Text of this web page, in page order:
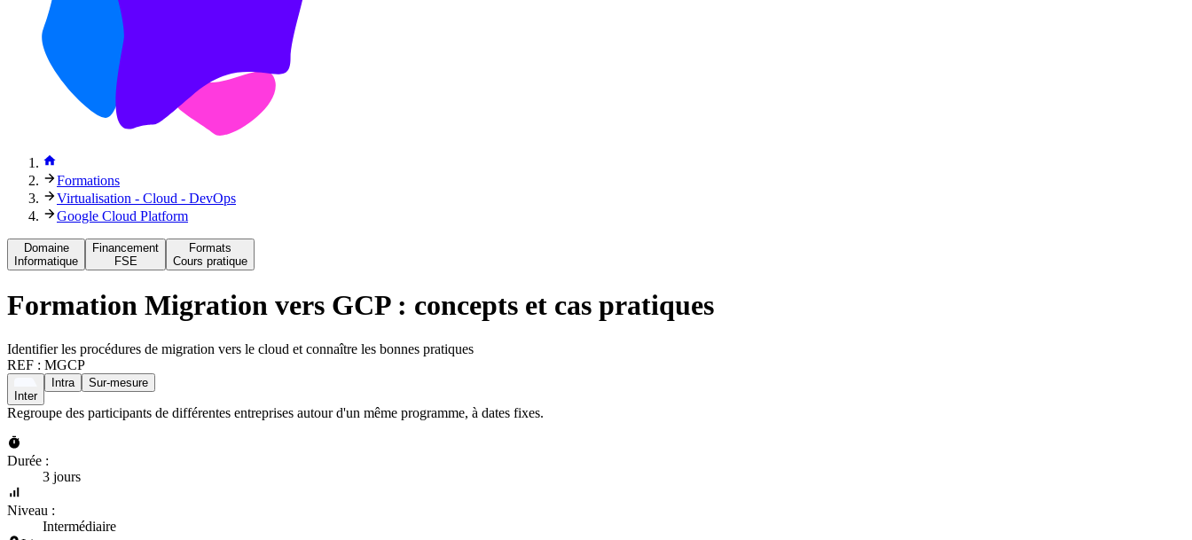
Formations
Virtualisation - Cloud - DevOps
Google Cloud Platform
Domaine
Informatique
Financement
FSE
Formats
Cours pratique
Formation Migration vers GCP : concepts et cas pratiques
Identifier les procédures de migration vers le cloud et connaître les bonnes pratiques
REF : MGCP
Inter
Intra Sur-mesure
Regroupe des participants de différentes entreprises autour d'un même programme, à dates fixes.
Durée :
3 jours
Niveau :
Intermédiaire